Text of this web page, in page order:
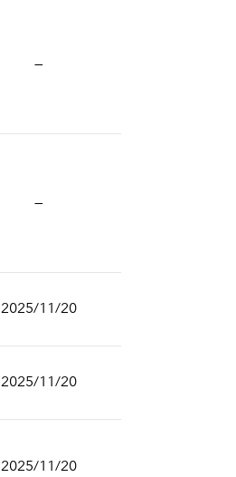
—
—
2025/11/20
2025/11/20
2025/11/20